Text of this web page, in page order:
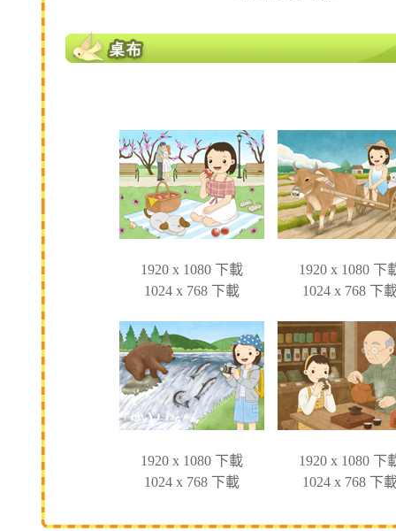
1920 x 1080 下載
1024 x 768 下載
1920 x 1080 下
1024 x 768 下
1920 x 1080 下載
1024 x 768 下載
1920 x 1080 下
1024 x 768 下